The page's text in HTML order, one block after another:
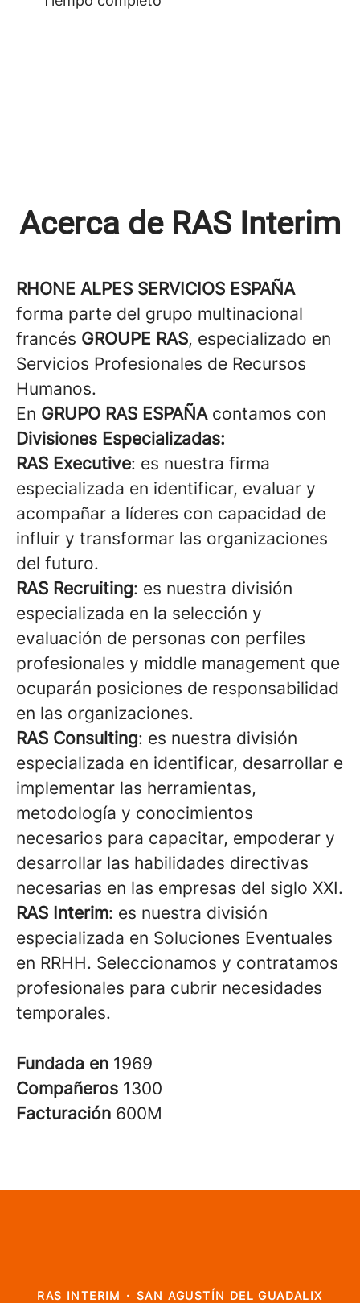
Acerca de RAS Interim
RHONE ALPES SERVICIOS ESPAÑA
forma parte del grupo multinacional
francés GROUPE RAS, especializado en
Servicios Profesionales de Recursos
Humanos.
En GRUPO RAS ESPAÑAcontamos con
Divisiones Especializadas:
RAS Executive: es nuestra firma
especializada en identificar, evaluar y
acompañar a líderes con capacidad de
influir y transformar las organizaciones
del futuro.
RAS Recruiting: es nuestra división
especializada en la selección y
evaluación de personas con perfiles
profesionales y middle management que
ocuparán posiciones de responsabilidad
en las organizaciones.
RAS Consulting: es nuestra división
especializada en identificar, desarrollar e
implementar las herramientas,
metodología y conocimientos
necesarios para capacitar, empoderar y
desarrollar las habilidades directivas
necesarias en las empresas del siglo XXI.
RAS Interim: es nuestra división
especializada en Soluciones Eventuales
en RRHH. Seleccionamos y contratamos
profesionales para cubrir necesidades
temporales.
Fundada en 1969
Compañeros 1300
Facturación 600M
RAS INTERIM · SAN AGUSTÍN DEL GUADALIX